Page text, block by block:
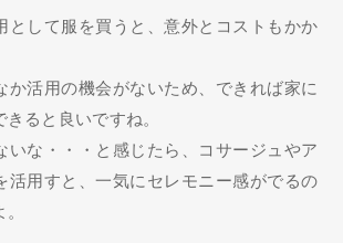
として服を買うと、意外とコストもかか
か活用の機会がないため、できれば家に
ると良いですね。
いな・・・と感じたら、コサージュやア
活用すと、一気にセレモニー感がでるの